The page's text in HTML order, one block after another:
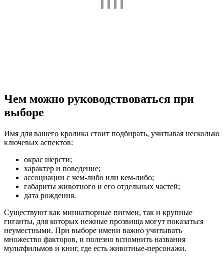
Чем можно руководствоваться при
выборе
Имя для вашего кролика стоит подбирать, учитывая несколько
ключевых аспектов:
окрас шерсти;
характер и поведение;
ассоциации с чем-либо или кем-либо;
габариты животного и его отдельных частей;
дата рождения.
Существуют как миниатюрные пигмеи, так и крупные
гиганты, для которых нежные прозвища могут показаться
неуместными. При выборе имени важно учитывать
множество факторов, и полезно вспомнить названия
мультфильмов и книг, где есть животные-персонажи.